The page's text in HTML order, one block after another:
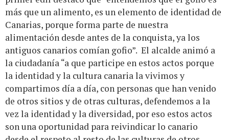
más que un alimento, es un elemento de identidad de
Canarias, porque forma parte de nuestra
alimentación desde antes de la conquista, ya los
antiguos canarios comían gofio”. El alcalde animó a
la ciudadanía “a que participe en estos actos porque
la identidad y la cultura canaria la vivimos y
compartimos día a día, con personas que han venido
de otros sitios y de otras culturas, defendemos a la
vez la identidad y la diversidad, por eso estos actos
son una oportunidad para reivindicar lo canario